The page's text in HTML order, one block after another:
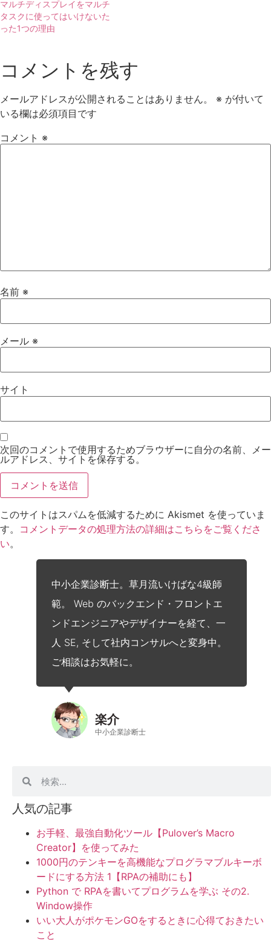
マルチディスプレイをマルチ
タスクに使ってはいけないた
った1つの理由
コメントを残す
メールアドレスが公開されることはありません。 ※ が付いて
いる欄は必須項目です
コメント ※
名前 ※
メール ※
サイト
次回のコメントで使用するためブラウザーに自分の名前、メー
ルアドレス、サイトを保存する。
このサイトはスパムを低減するために Akismet を使っていま
す。 コメントデータの処理方法の詳細はこちらをご覧くださ
い。
中小企業診断士。草月流いけばな4級師
範。 Web のバックエンド・フロントエ
ンドエンジニアやデザイナーを経て、一
人 SE, そして社内コンサルへと変身中。
ご相談はお気軽に。
楽介
中小企業診断士
人気の記事
お手軽、最強自動化ツール【Pulover’s Macro
Creator】を使ってみた
1000円のテンキーを高機能なプログラマブルキーボ
ードにする方法 1【RPAの補助にも】
Python で RPAを書いてプログラムを学ぶ その2.
Window操作
いい大人がポケモンGOをするときに心得ておきたい
こと